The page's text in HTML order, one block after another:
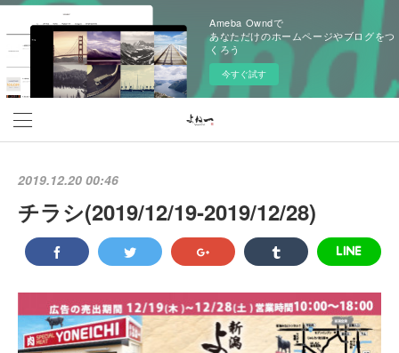
Ameba Owndで
あなただけのホームページやブログをつ
くろう
今すぐ試す
2019.12.20 00:46
チラシ(2019/12/19‐2019/12/28)